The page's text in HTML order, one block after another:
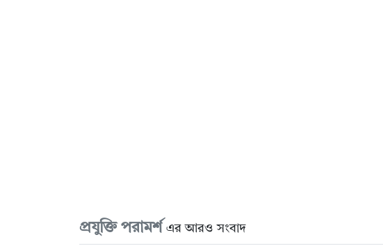
প্রযুক্তি পরামর্শ এর আরও সংবাদ